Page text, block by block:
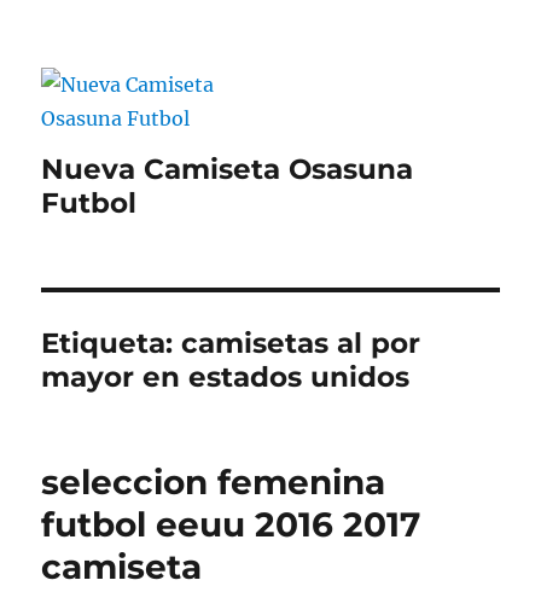
Nueva Camiseta Osasuna
Futbol
Etiqueta:camisetas al por
mayor en estados unidos
seleccion femenina
futbol eeuu 2016 2017
camiseta